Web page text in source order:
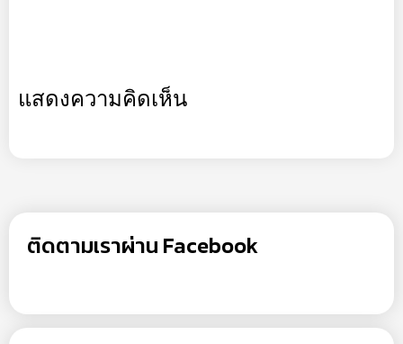
แสดงความคิดเห็น
ติดตามเราผ่าน Facebook